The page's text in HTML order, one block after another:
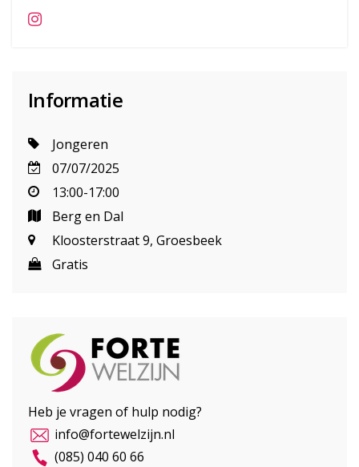
Informatie
Jongeren
07/07/2025
13:00-17:00
Berg en Dal
Kloosterstraat 9, Groesbeek
Gratis
Heb je vragen of hulp nodig?
info@fortewelzijn.nl
(085) 040 60 66